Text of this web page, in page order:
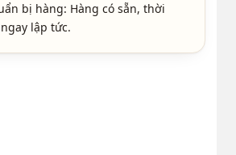
bị hàng: Hàng có sẵn, thời
lập tức.